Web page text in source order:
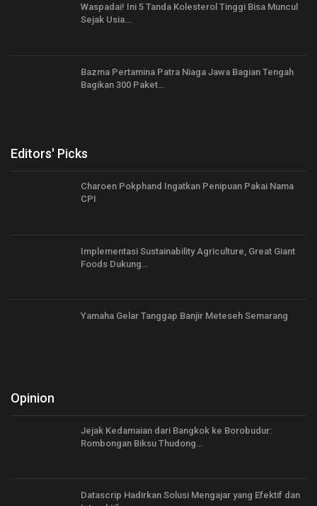
Waspadai! Ini 5 Tanda Kolesterol Tinggi Bisa Muncul
Sejak Usia…
Bazma Pertamina Patra Niaga Jawa Bagian Tengah
Bagikan 300 Paket…
Editors' Picks
Charoen Pokphand Ingatkan Penipuan Pakai Nama
CPI
Implementasi Sustainability Agriculture, Great Giant
Foods Dukung…
Yamaha Gelar Tanggap Banjir Meteseh Semarang
Opinion
Jejak Kedamaian dari Bangkok ke Borobudur:
Rombongan Biksu Thudong…
Datascrip Hadirkan Solusi Mengajar yang Efektif dan